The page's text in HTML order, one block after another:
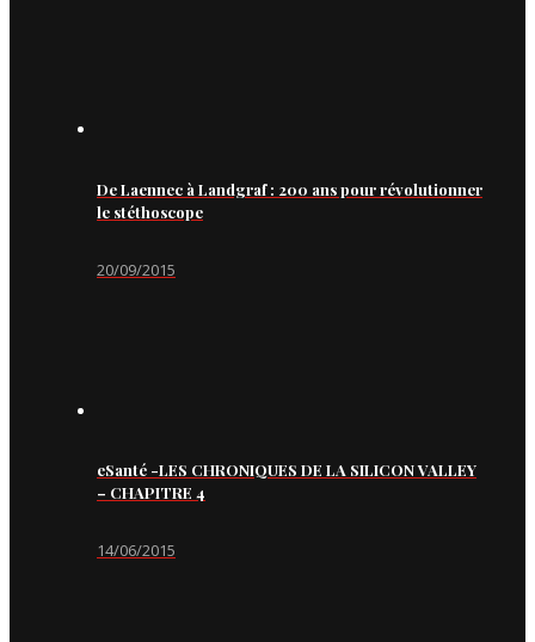
De Laennec à Landgraf : 200 ans pour révolutionner
le stéthoscope
20/09/2015
eSanté -LES CHRONIQUES DE LA SILICON VALLEY
– CHAPITRE 4
14/06/2015